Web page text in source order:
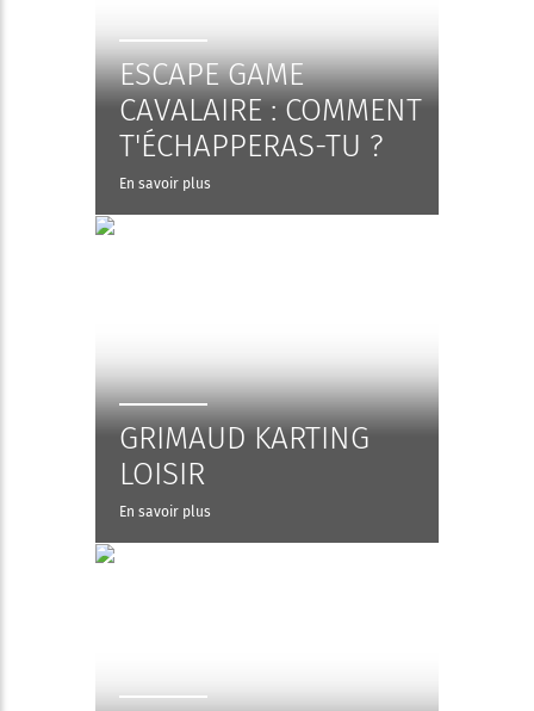
ESCAPE GAME
CAVALAIRE : COMMENT
T'ÉCHAPPERAS-TU ?
En savoir plus
GRIMAUD KARTING
LOISIR
En savoir plus